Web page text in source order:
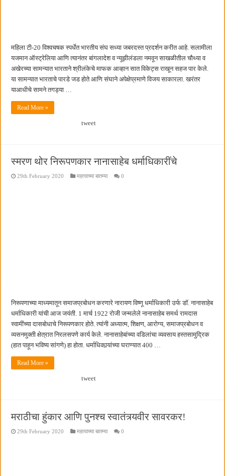
महिला टी-20 विश्वचषक स्पर्धेत भारतीय संघ सध्या जबरदस्त प्रदर्शन करीत आहे. सलामीला
यजमान ऑस्ट्रेलिया आणि त्यानंतर बांगलादेश व न्यूझीलंडला नमवून साखळीतील चौथ्या व
अखेरच्या सामन्यात भारताने श्रीलंकेचे माफक आव्हान सात विकेट्स राखून सहज पार केले.
या सामन्यात भारताचे पारडे जड होते आणि संघाने अपेक्षेप्रमाणे विजय साकारला. खरंतर
याआधीचे सामने तगड्या …
Read More »
tweet
स्मरण थोर निरूपणकार नानासाहेब धर्माधिकारींचे
29th February 2020 महत्वाच्या बातम्या 0
निरूपणाच्या माध्यमातून समाजप्रबोधन करणारे नारायण विष्णू धर्माधिकारी उर्फ डॉ. नानासाहेब
धर्माधिकारी यांची आज जयंती. 1 मार्च 1922 रोजी जन्मलेले नानासाहेब समर्थ रामदास
स्वामींच्या दासबोधाचे निरूपणकार होते. त्यांनी अध्यात्म, शिक्षण, आरोग्य, समाजप्रबोधन व
व्यसनमुक्ती क्षेत्रात निरलसपणे कार्य केले. नानासाहेबांच्या वडिलांचा व्यवसाय हस्तसामुद्रिक
(हात पाहून भविष्य सांगणे) हा होता. धर्माधिकार्‍यांच्या घराण्यात 400 …
Read More »
tweet
मराठीचा हुंकार आणि पुनश्च स्वातंत्र्यवीर सावरकर!
29th February 2020 महत्वाच्या बातम्या 0